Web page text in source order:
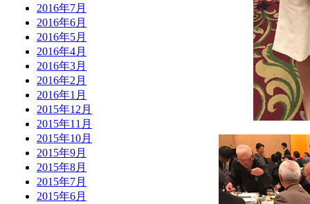
2016年7月
2016年6月
2016年5月
2016年4月
2016年3月
2016年2月
2016年1月
2015年12月
2015年11月
2015年10月
2015年9月
2015年8月
2015年7月
2015年6月